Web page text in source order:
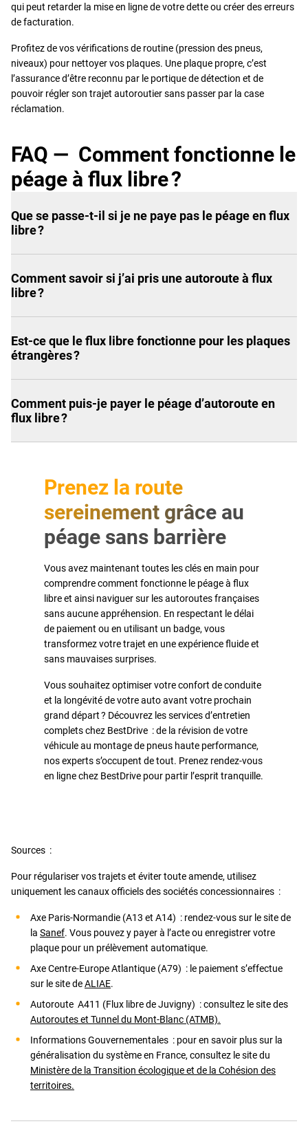
qui peut retarder la mise en ligne de votre dette ou créer des erreurs
de facturation.
Profitez de vos vérifications de routine (pression des pneus,
niveaux) pour nettoyer vos plaques. Une plaque propre, c’est
l’assurance d’être reconnu par le portique de détection et de
pouvoir régler son trajet autoroutier sans passer par la case
réclamation.
FAQ — Comment fonctionne le
péage à flux libre ?
Que se passe-t-il si je ne paye pas le péage en flux
libre ?
Comment savoir si j’ai pris une autoroute à flux
libre ?
Est-ce que le flux libre fonctionne pour les plaques
étrangères ?
Comment puis-je payer le péage d’autoroute en
flux libre ?
Prenez la route
sereinement grâce au
péage sans barrière
Vous avez maintenant toutes les clés en main pour
comprendre comment fonctionne le péage à flux
libre et ainsi naviguer sur les autoroutes françaises
sans aucune appréhension. En respectant le délai
de paiement ou en utilisant un badge, vous
transformez votre trajet en une expérience fluide et
sans mauvaises surprises.
Vous souhaitez optimiser votre confort de conduite
et la longévité de votre auto avant votre prochain
grand départ ? Découvrez les services d’entretien
complets chez BestDrive : de la révision de votre
véhicule au montage de pneus haute performance,
nos experts s’occupent de tout. Prenez rendez-vous
en ligne chez BestDrive pour partir l’esprit tranquille.
Sources :
Pour régulariser vos trajets et éviter toute amende, utilisez
uniquement les canaux officiels des sociétés concessionnaires :
Axe Paris-Normandie (A13 et A14) : rendez-vous sur le site de
la Sanef. Vous pouvez y payer à l’acte ou enregistrer votre
plaque pour un prélèvement automatique.
Axe Centre-Europe Atlantique (A79) : le paiement s’effectue
sur le site deALIAE.
Autoroute A411 (Flux libre de Juvigny) : consultez le site des
Autoroutes et Tunnel du Mont-Blanc (ATMB).
Informations Gouvernementales : pour en savoir plus sur la
généralisation du système en France, consultez le site du
Ministère de la Transition écologique et de la Cohésion des
territoires.